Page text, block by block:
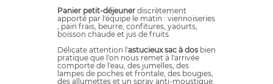
Panier petit-déjeuner discrètement
apporté par l'équipe le matin : viennoiseries
, pain frais, beurre, confitures, yaourts,
boisson chaude et jus de fruits.
Délicate attention l'astucieux sac à dos bien
pratique que l'on nous remet à l'arrivée
comporte de l'eau, des jumelles, des
lampes de poches et frontale, des bougies,
des allumettes et un spray anti-moustique.